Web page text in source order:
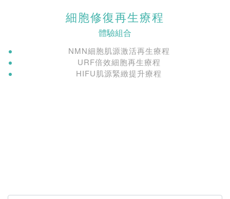
細胞修復再生療程
體驗組合
NMN細胞肌源激活再生療程
URF倍效細胞再生療程
HIFU肌源緊緻提升療程